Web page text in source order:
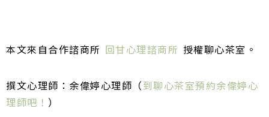
本文來自合作諮商所 回甘心理諮商所 授權聊心茶室。
撰文心理師：余偉婷心理師（到聊心茶室預約余偉婷心
理師吧！ ）